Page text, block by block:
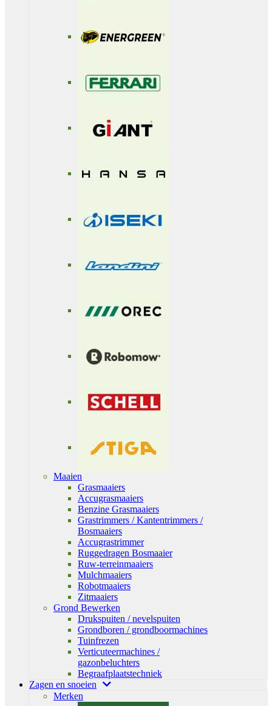
Maaien
Grasmaaiers
Accugrasmaaiers
Benzine Grasmaaiers
Grastrimmers / Kantentrimmers /
Bosmaaiers
Accugrastrimmer
Ruggedragen Bosmaaier
Ruw-terreinmaaiers
Mulchmaaiers
Robotmaaiers
Zitmaaiers
Grond Bewerken
Drukspuiten / nevelspuiten
Grondboren / grondboormachines
Tuinfrezen
Verticuteermachines /
gazonbeluchters
Begraafplaatstechniek
Zagen en snoeien
Merken